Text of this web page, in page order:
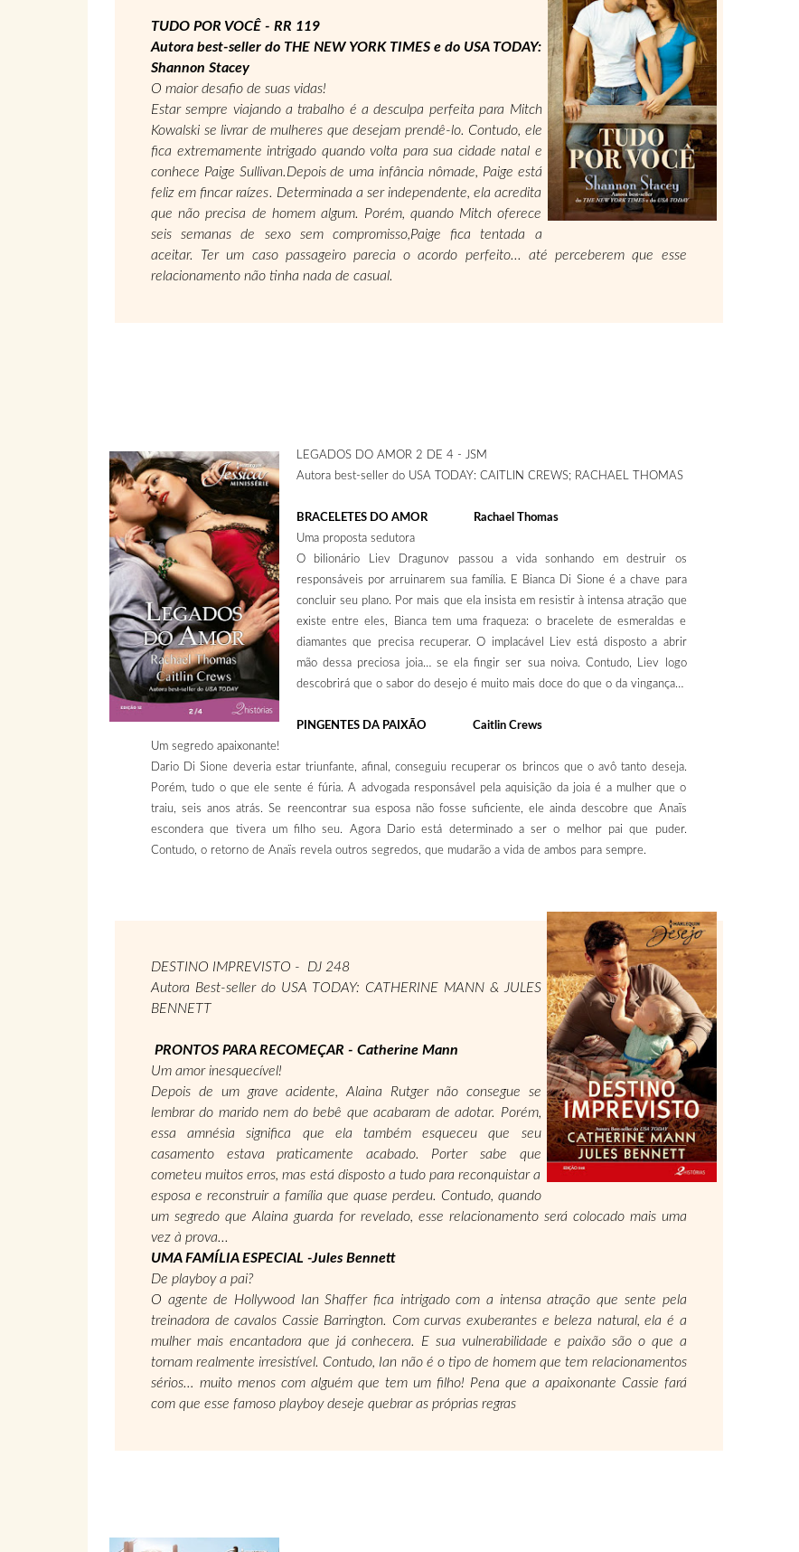
TUDO POR VOCÊ - RR 119
Autora best-seller do THE NEW YORK TIMES e do USA TODAY:
Shannon Stacey
O maior desafio de suas vidas!
Estar sempre viajando a trabalho é a desculpa perfeita para Mitch
Kowalski se livrar de mulheres que desejam prendê-lo. Contudo, ele
fica extremamente intrigado quando volta para sua cidade natal e
conhece Paige Sullivan.Depois de uma infância nômade, Paige está
feliz em fincar raízes. Determinada a ser independente, ela acredita
que não precisa de homem algum. Porém, quando Mitch oferece
seis semanas de sexo sem compromisso,Paige fica tentada a
aceitar. Ter um caso passageiro parecia o acordo perfeito... até perceberem que esse
relacionamento não tinha nada de casual.
LEGADOS DO AMOR 2 DE 4 - JSM
Autora best-seller do USA TODAY: CAITLIN CREWS; RACHAEL THOMAS
BRACELETES DO AMOR Rachael Thomas
Uma proposta sedutora
O bilionário Liev Dragunov passou a vida sonhando em destruir os
responsáveis por arruinarem sua família. E Bianca Di Sione é a chave para
concluir seu plano. Por mais que ela insista em resistir à intensa atração que
existe entre eles, Bianca tem uma fraqueza: o bracelete de esmeraldas e
diamantes que precisa recuperar. O implacável Liev está disposto a abrir
mão dessa preciosa joia… se ela fingir ser sua noiva. Contudo, Liev logo
descobrirá que o sabor do desejo é muito mais doce do que o da vingança…
PINGENTES DA PAIXÃO Caitlin Crews
Um segredo apaixonante!
Dario Di Sione deveria estar triunfante, afinal, conseguiu recuperar os brincos que o avô tanto deseja.
Porém, tudo o que ele sente é fúria. A advogada responsável pela aquisição da joia é a mulher que o
traiu, seis anos atrás. Se reencontrar sua esposa não fosse suficiente, ele ainda descobre que Anaïs
escondera que tivera um filho seu. Agora Dario está determinado a ser o melhor pai que puder.
Contudo, o retorno de Anaïs revela outros segredos, que mudarão a vida de ambos para sempre.
DESTINO IMPREVISTO - DJ 248
Autora Best-seller do USA TODAY: CATHERINE MANN & JULES
BENNETT
PRONTOS PARA RECOMEÇAR - Catherine Mann
Um amor inesquecível!
Depois de um grave acidente, Alaina Rutger não con­segue se
lembrar do marido nem do bebê que acaba­ram de adotar. Porém,
essa amnésia significa que ela também esqueceu que seu
casamento estava prati­camente acabado. Porter sabe que
cometeu muitos erros, mas está disposto a tudo para reconquistar a
esposa e reconstruir a família que quase perdeu. Contudo, quando
um segredo que Alaina guarda for revelado, esse relacionamento será colocado mais uma
vez à prova...
UMA FAMÍLIA ESPECIAL -Jules Bennett
De playboy a pai?
O agente de Hollywood Ian Shaffer fica intrigado com a intensa atração que sente pela
treinadora de cavalos Cassie Barrington. Com curvas exube­rantes e beleza natural, ela é a
mulher mais encan­tadora que já conhecera. E sua vulnerabilidade e paixão são o que a
tornam realmente irresistível. Contudo, Ian não é o tipo de homem que tem re­lacionamentos
sérios… muito menos com alguém que tem um filho! Pena que a apaixonante Cassie fará
com que esse famoso playboy deseje quebrar as próprias regras